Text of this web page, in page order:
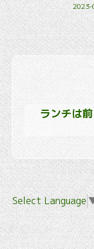
2023-
ランチは
Select Language